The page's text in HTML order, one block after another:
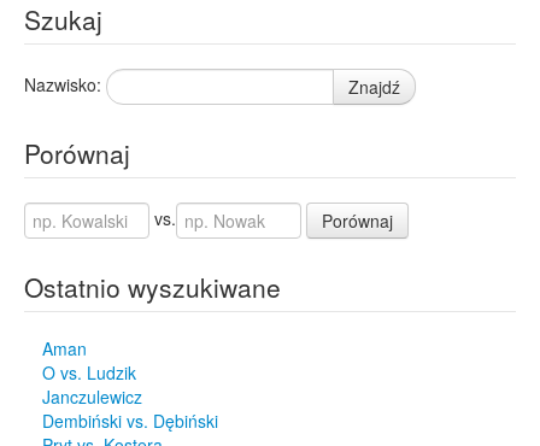
Szukaj
Nazwisko: Znajdź
Porównaj
vs. Porównaj
Ostatnio wyszukiwane
Aman
O vs. Ludzik
Janczulewicz
Dembiński vs. Dębiński